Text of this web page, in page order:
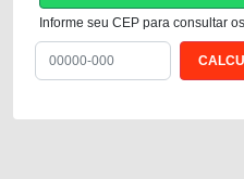
Informe seu CEP para consultar